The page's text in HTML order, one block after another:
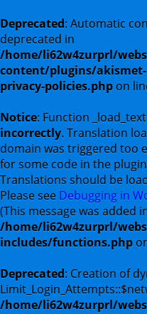
Deprecated: Automatic
deprecated in
/home/li62w4zurprl/
content/plugins/
privacy-policies.php on
Notice: Function
incorrectly. Translation
domain was triggered too
for some code in the
Translations should be
Please see Debugging in
(This message was added
/home/li62w4zurprl/
includes/functions.php
Deprecated: Creation of
/home/li62w4zurprl/